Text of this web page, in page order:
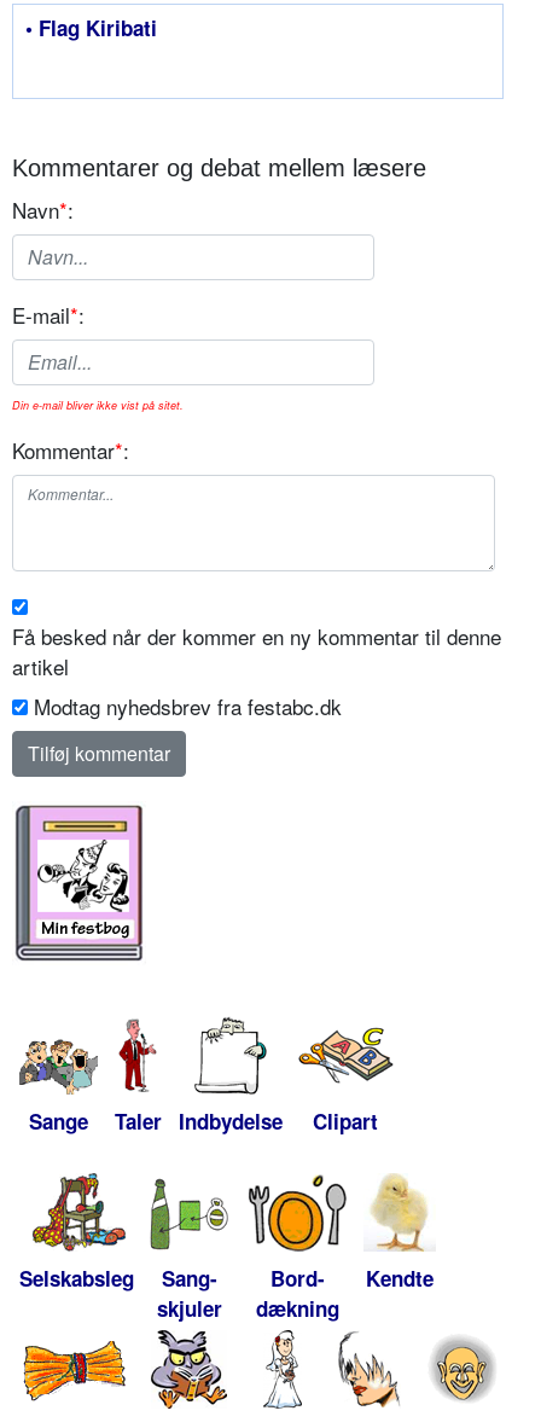
• Flag Kiribati
Kommentarer og debat mellem læsere
Navn*:
E-mail*:
Din e-mail bliver ikke vist på sitet.
Kommentar*:
Få besked når der kommer en ny kommentar til denne
artikel
Modtag nyhedsbrev fra festabc.dk
Sange Taler Indbydelse Clipart
Selskabsleg
Sang-
skjuler
Bord-
dækning
Kendte